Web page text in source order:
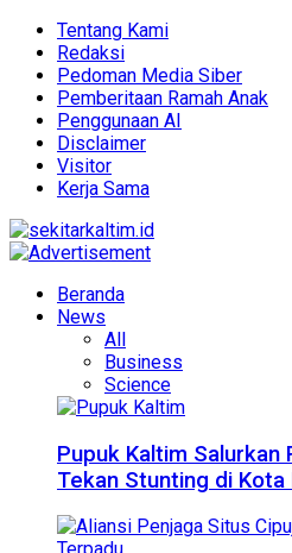
Tentang Kami
Redaksi
Pedoman Media Siber
Pemberitaan Ramah Anak
Penggunaan AI
Disclaimer
Visitor
Kerja Sama
Beranda
News
All
Business
Science
Pupuk Kaltim Salurkan
Tekan Stunting di Kota